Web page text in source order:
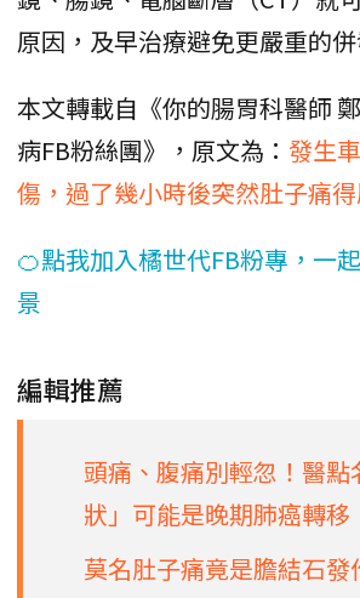
原因，及早治療避免更嚴重的併
本文轉載自《你的腸胃科醫師
病FB粉絲團》，原文為： 發生
傷，過了幾小時後突然肚子痛
🍊點我加入橘世代FB粉專，一
景
編輯推薦
頭痛、腹痛別輕忽！醫點
狀」可能是晚期肺癌轉移
莫名肚子痛竟是膽結石發